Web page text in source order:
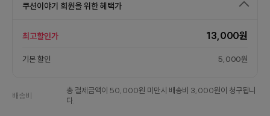
쿠션이야기 회원을 위한 혜택가
최고할인가 13,000원
기본 할인 5,000원
배송비
총 결제금액이 50,000원 미만시 배송비 3,000원이 청구됩니
다.